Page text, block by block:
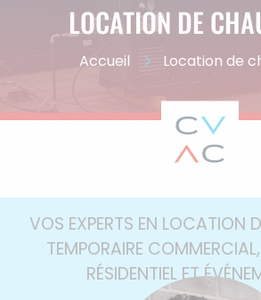
LOCATION DE
Accueil Location de
VOS EXPERTS EN LOCATION
TEMPORAIRE
RÉSIDENTIEL ET